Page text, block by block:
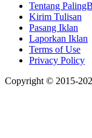
Tentang
Kirim Tulisan
Pasang Iklan
Laporkan Iklan
Terms of Use
Privacy Policy
Copyright © 2015-